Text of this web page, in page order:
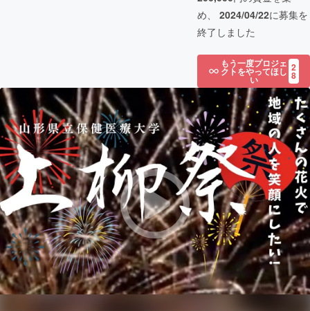
め、 2024/04/22に募集を
終了しました
もう一度プロジェ
クトをやってほし
い
2
8